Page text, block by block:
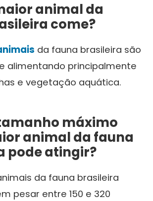
animal da
come?
da fauna brasileira são
alimentando principalmente
e vegetação aquática.
máximo
animal da fauna
pode atingir?
da fauna brasileira
pesar entre 150 e 320